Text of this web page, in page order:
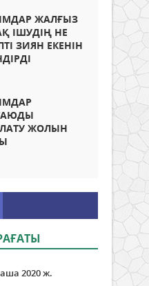
ЖАЛҒЫЗ
ІШУДІҢ НЕ
ЗИЯН ЕКЕНІН
ЖОЛЫН
2020 ж.